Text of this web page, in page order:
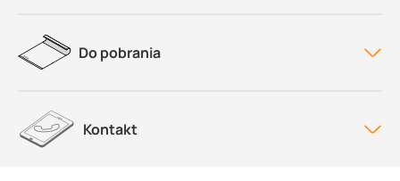
Do pobrania
Kontakt